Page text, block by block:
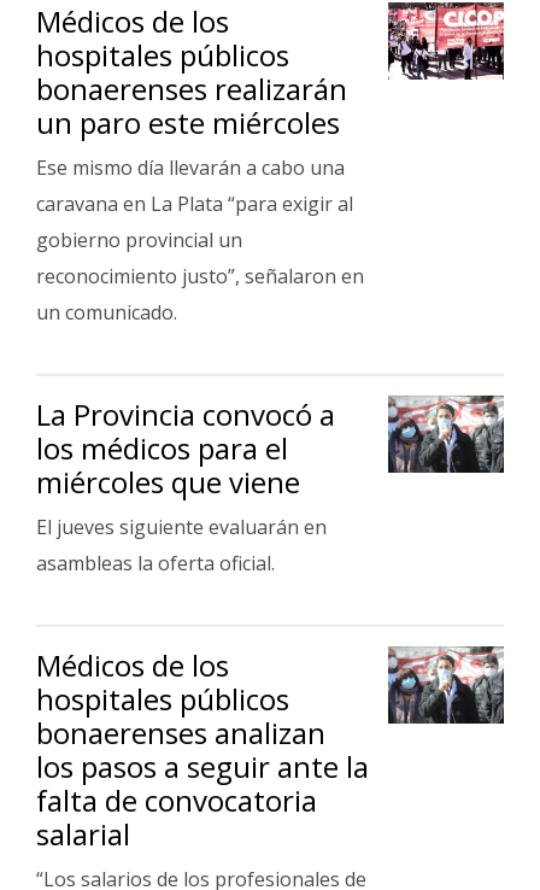
Médicos de los
hospitales públicos
bonaerenses realizarán
un paro este miércoles
Ese mismo día llevarán a cabo una
caravana en La Plata “para exigir al
gobierno provincial un
reconocimiento justo”, señalaron en
un comunicado.
La Provincia convocó a
los médicos para el
miércoles que viene
El jueves siguiente evaluarán en
asambleas la oferta oficial.
Médicos de los
hospitales públicos
bonaerenses analizan
los pasos a seguir ante la
falta de convocatoria
salarial
“Los salarios de los profesionales de